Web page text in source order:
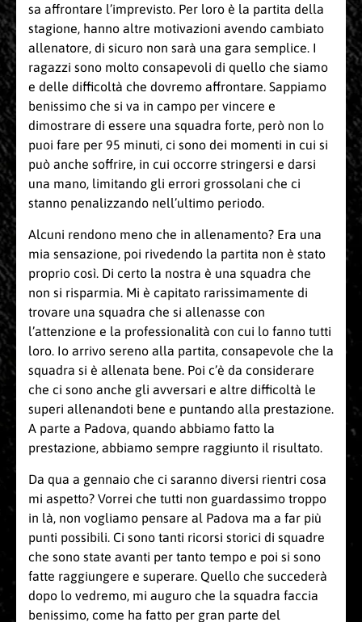
sa affrontare l’imprevisto. Per loro è la partita della
stagione, hanno altre motivazioni avendo cambiato
allenatore, di sicuro non sarà una gara semplice. I
ragazzi sono molto consapevoli di quello che siamo
e delle difficoltà che dovremo affrontare. Sappiamo
benissimo che si va in campo per vincere e
dimostrare di essere una squadra forte, però non lo
puoi fare per 95 minuti, ci sono dei momenti in cui si
può anche soffrire, in cui occorre stringersi e darsi
una mano, limitando gli errori grossolani che ci
stanno penalizzando nell’ultimo periodo.
Alcuni rendono meno che in allenamento? Era una
mia sensazione, poi rivedendo la partita non è stato
proprio così. Di certo la nostra è una squadra che
non si risparmia. Mi è capitato rarissimamente di
trovare una squadra che si allenasse con
l’attenzione e la professionalità con cui lo fanno tutti
loro. Io arrivo sereno alla partita, consapevole che la
squadra si è allenata bene. Poi c’è da considerare
che ci sono anche gli avversari e altre difficoltà le
superi allenandoti bene e puntando alla prestazione.
A parte a Padova, quando abbiamo fatto la
prestazione, abbiamo sempre raggiunto il risultato.
Da qua a gennaio che ci saranno diversi rientri cosa
mi aspetto? Vorrei che tutti non guardassimo troppo
in là, non vogliamo pensare al Padova ma a far più
punti possibili. Ci sono tanti ricorsi storici di squadre
che sono state avanti per tanto tempo e poi si sono
fatte raggiungere e superare. Quello che succederà
dopo lo vedremo, mi auguro che la squadra faccia
benissimo, come ha fatto per gran parte del